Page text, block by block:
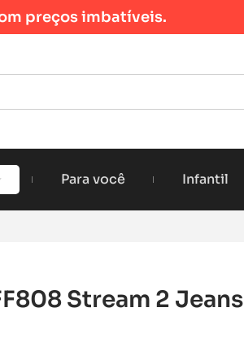
preços imbatíveis.
Para você Infantil
Stream 2 Jeans